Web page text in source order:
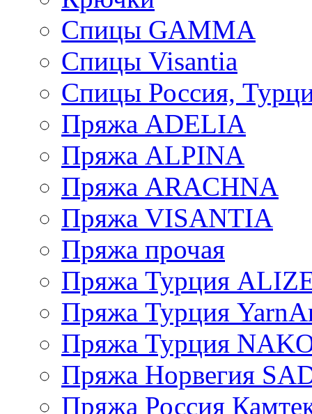
Спицы GAMMA
Спицы Visantia
Спицы Россия,
Пряжа ADELIA
Пряжа ALPINA
Пряжа ARACHNA
Пряжа VISANTIA
Пряжа прочая
Пряжа Турция
Пряжа Турция
Пряжа Турция
Пряжа Норвегия
Пряжа Россия